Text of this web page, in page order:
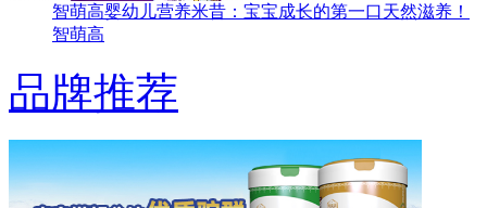
智萌高婴幼儿营养米昔：宝宝成长的第一口天然滋养！
智萌高
品牌推荐